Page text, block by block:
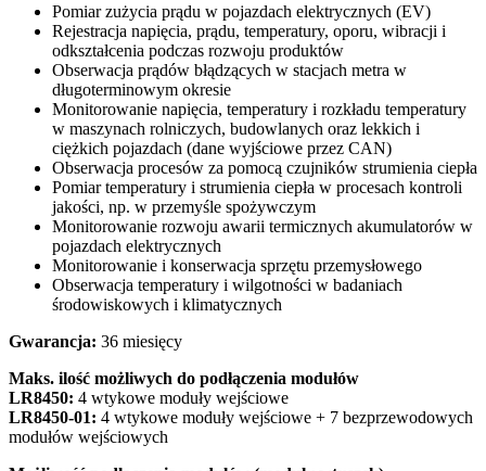
Pomiar zużycia prądu w pojazdach elektrycznych (EV)
Rejestracja napięcia, prądu, temperatury, oporu, wibracji i
odkształcenia podczas rozwoju produktów
Obserwacja prądów błądzących w stacjach metra w
długoterminowym okresie
Monitorowanie napięcia, temperatury i rozkładu temperatury
w maszynach rolniczych, budowlanych oraz lekkich i
ciężkich pojazdach (dane wyjściowe przez CAN)
Obserwacja procesów za pomocą czujników strumienia ciepła
Pomiar temperatury i strumienia ciepła w procesach kontroli
jakości, np. w przemyśle spożywczym
Monitorowanie rozwoju awarii termicznych akumulatorów w
pojazdach elektrycznych
Monitorowanie i konserwacja sprzętu przemysłowego
Obserwacja temperatury i wilgotności w badaniach
środowiskowych i klimatycznych
Gwarancja: 36 miesięcy
Maks. ilość możliwych do podłączenia modułów
LR8450: 4 wtykowe moduły wejściowe
LR8450-01: 4 wtykowe moduły wejściowe + 7 bezprzewodowych
modułów wejściowych